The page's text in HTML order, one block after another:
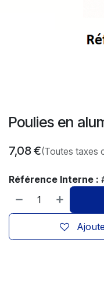
Poulies en
7,08€(Toutes taxes
Référence Interne :